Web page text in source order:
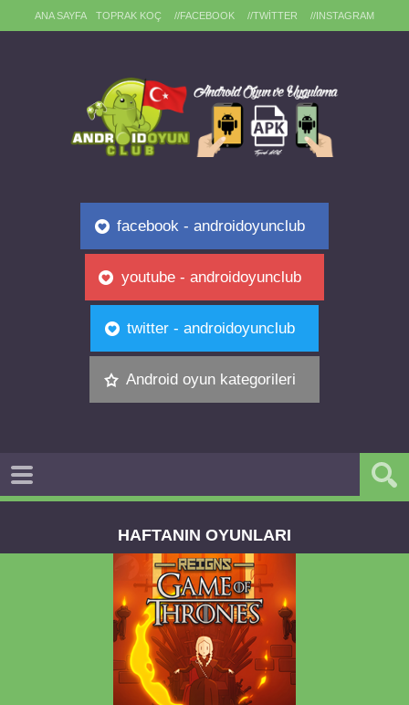
ANA SAYFA TOPRAK KOÇ //FACEBOOK //TWITTER //INSTAGRAM
facebook - androidoyunclub
youtube - androidoyunclub
twitter - androidoyunclub
Android oyun kategorileri
HAFTANIN OYUNLARI